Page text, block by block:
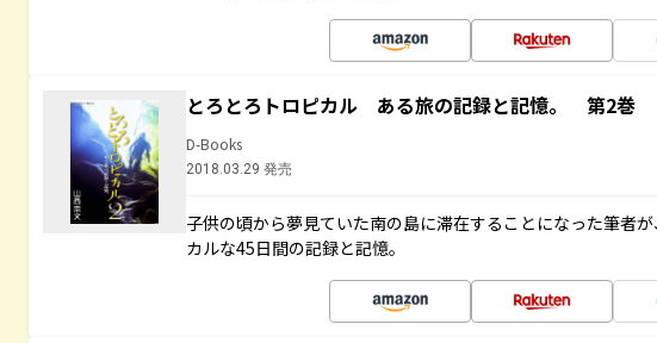
とろとろトロピカル ある旅の記録と記憶。 第2巻
D-Books
2018.03.29 発売
子供の頃から夢見ていた南の島に滞在することになった筆者
カルな45日間の記録と記憶。